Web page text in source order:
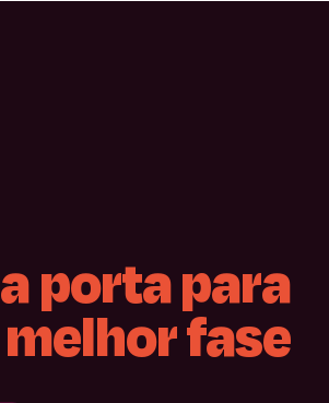
aportapara
melhorfase